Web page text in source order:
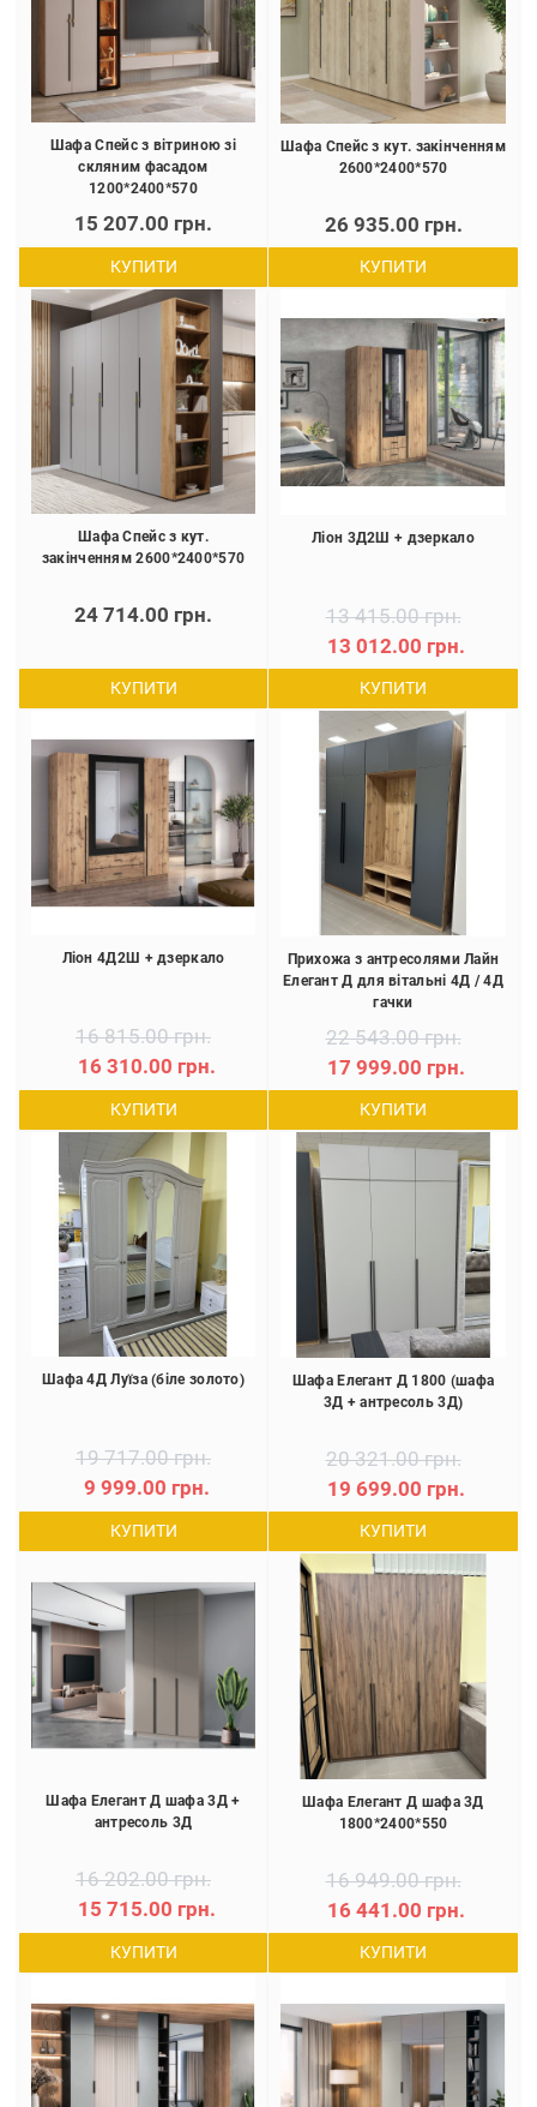
Шафа Спейс з вітриною зі
скляним фасадом
1200*2400*570
15 207.00 грн.
КУПИТИ
Шафа Спейс з кут. закінченням
2600*2400*570
26 935.00 грн.
КУПИТИ
Шафа Спейс з кут.
закінченням 2600*2400*570
24 714.00 грн.
КУПИТИ
Ліон 3Д2Ш + дзеркало
13 415.00 грн.
13 012.00 грн.
КУПИТИ
Ліон 4Д2Ш + дзеркало
16 815.00 грн.
16 310.00 грн.
КУПИТИ
Прихожа з антресолями Лайн
Елегант Д для вітальні 4Д / 4Д
гачки
22 543.00 грн.
17 999.00 грн.
КУПИТИ
Шафа 4Д Луїза (біле золото)
19 717.00 грн.
9 999.00 грн.
КУПИТИ
Шафа Елегант Д 1800 (шафа
3Д + антресоль 3Д)
20 321.00 грн.
19 699.00 грн.
КУПИТИ
Шафа Елегант Д шафа 3Д +
антресоль 3Д
16 202.00 грн.
15 715.00 грн.
КУПИТИ
Шафа Елегант Д шафа 3Д
1800*2400*550
16 949.00 грн.
16 441.00 грн.
КУПИТИ